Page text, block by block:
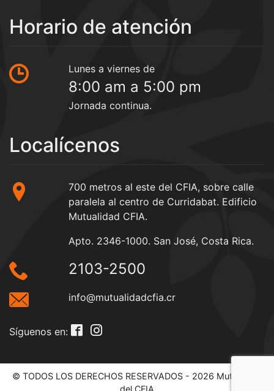
Horario de atención
Lunes a viernes de
8:00 am a 5:00 pm
Jornada continua.
Localícenos
700 metros al este del CFIA, sobre calle
paralela al centro de Curridabat. Edificio
Mutualidad CFIA.
Apto. 2346-1000. San José, Costa Rica.
2103-2500
info@mutualidadcfia.cr
Síguenos en:
© TODOS LOS DERECHOS RESERVADOS - 2026 Mutualidad
del CFIA